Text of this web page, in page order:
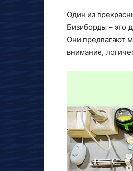
Один из
Бизиборды – это
Они предлагают
внимание,